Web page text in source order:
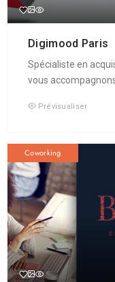
Digimood Paris
Spécialiste en
vous
Prévisualiser
Coworking